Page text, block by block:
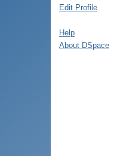
Edit Profile
Help
About DSpace